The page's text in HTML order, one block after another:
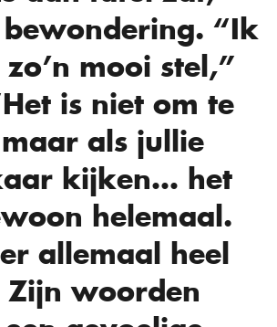
“Ik
mooi stel,”
is niet om te
als jullie
kijken… het
helemaal.
allemaal heel
woorden